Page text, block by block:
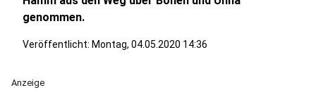
genommen.
Veröffentlicht: Montag, 04.05.2020 14:36
Anzeige